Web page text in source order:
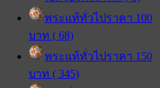
พระแท้ทั่วไปราคา 100
บาท ( 68)
พระแท้ทั่วไปราคา 150
บาท ( 345)